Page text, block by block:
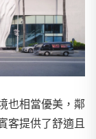
也相當優美，鄰
客提供了舒適且